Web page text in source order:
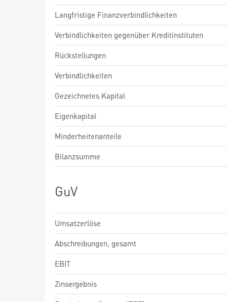
Langfristige Finanzverbindlichkeiten
Verbindlichkeiten gegenüber Kreditinstituten
Rückstellungen
Verbindlichkeiten
Gezeichnetes Kapital
Eigenkapital
Minderheitenanteile
Bilanzsumme
GuV
Umsatzerlöse
Abschreibungen, gesamt
EBIT
Zinsergebnis